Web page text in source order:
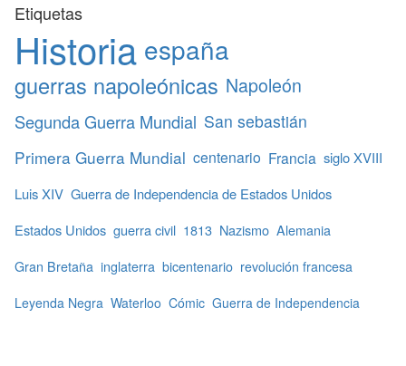
Etiquetas
Historia españa
guerras napoleónicas Napoleón
Segunda Guerra Mundial San sebastián
Primera Guerra Mundial centenario Francia siglo XVIII
Luis XIV Guerra de Independencia de Estados Unidos
Estados Unidos guerra civil 1813 Nazismo Alemania
Gran Bretaña inglaterra bicentenario revolución francesa
Leyenda Negra Waterloo Cómic Guerra de Independencia